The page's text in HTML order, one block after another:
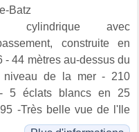
Batz
cylindrique avec
construite en
- 44 mètres au-dessus du
niveau de la mer - 210
5 éclats blancs en 25
-Très belle vue de l'Ile